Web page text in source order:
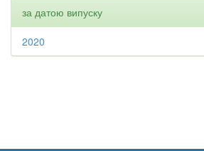
за датою випуску
2020